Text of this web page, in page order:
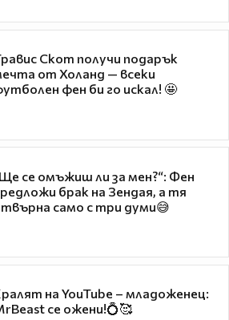
Скот получи подарък
от Холанд — всеки
фен би го искал! 🤩
се омъжиш ли за мен?“: Фен
брак на Зендая, а тя
само с три думи😅
на YouTube – младоженец:
се ожени!💍🥰